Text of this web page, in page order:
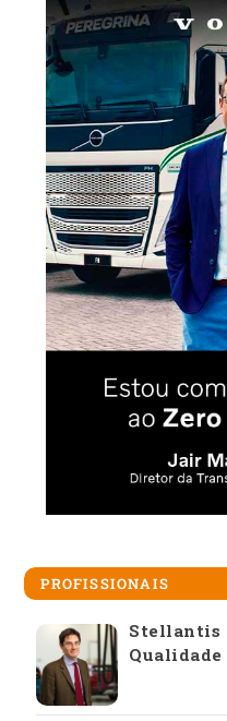
PROFISSIONAIS
Stellantis